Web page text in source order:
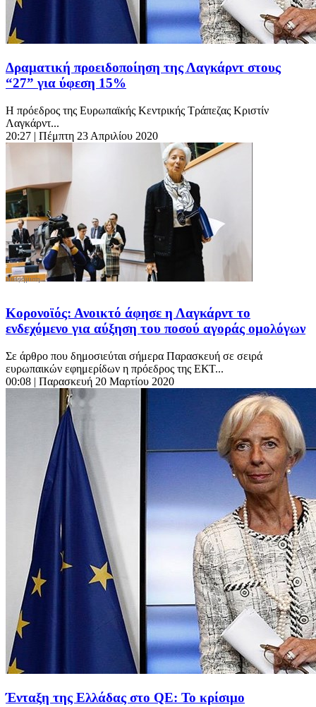
Δραματική προειδοποίηση της Λαγκάρντ στους
“27” για ύφεση 15%
Η πρόεδρος της Ευρωπαϊκής Κεντρικής Τράπεζας Κριστίν
Λαγκάρντ...
20:27 | Πέμπτη 23 Απριλίου 2020
Κορονοϊός: Ανοικτό άφησε η Λαγκάρντ το
ενδεχόμενο για αύξηση του ποσού αγοράς ομολόγων
Σε άρθρο που δημοσιεύται σήμερα Παρασκευή σε σειρά
ευρωπαικών εφημερίδων η πρόεδρος της ΕΚΤ...
00:08 | Παρασκευή 20 Μαρτίου 2020
Ένταξη της Ελλάδας στο QE: Το κρίσιμο